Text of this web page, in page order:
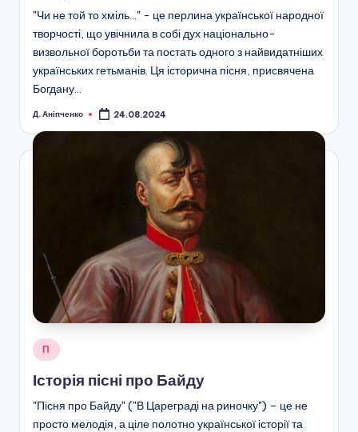
"Чи не той то хміль..." - це перлина української народної
творчості, що увічнила в собі дух національно-
визвольної боротьби та постать одного з найвидатніших
українських гетьманів. Ця історична пісня, присвячена
Богдану…
Опубліковано
Д. Аніпченко 24.08.2024
Опубліковано
П
Історія пісні про Байду
"Пісня про Байду" ("В Цареграді на риночку") – це не
просто мелодія, а ціле полотно української історії та